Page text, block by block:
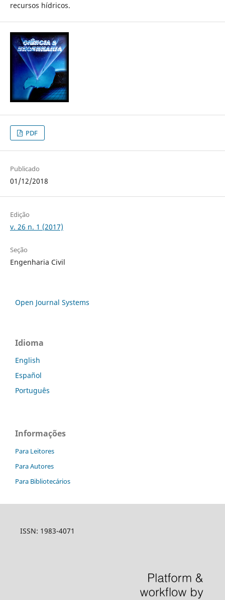
recursos hídricos.
PDF
Publicado
01/12/2018
Edição
v. 26 n. 1 (2017)
Seção
Engenharia Civil
Open Journal Systems
Idioma
English
Español
Português
Informações
Para Leitores
Para Autores
Para Bibliotecários
ISSN: 1983-4071